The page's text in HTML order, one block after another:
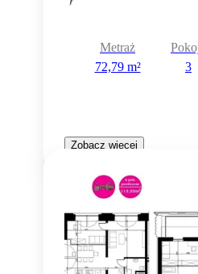
Metraż
72,79 m²
3
Zobacz więcej